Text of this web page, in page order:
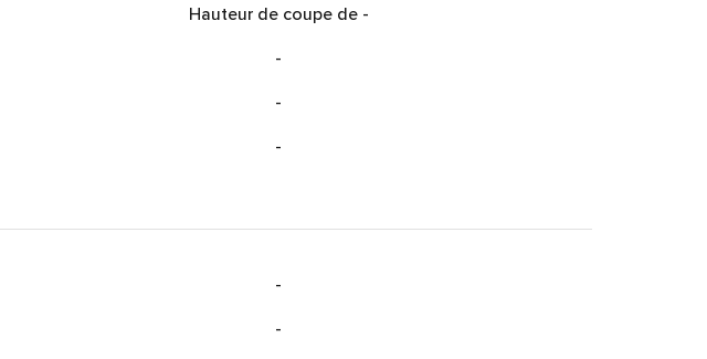
Hauteur de coupe de -
-
-
-
-
-